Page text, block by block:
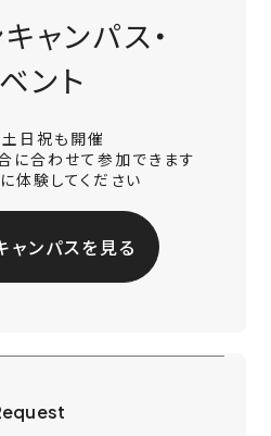
ャンパス・
ント
日祝も開催
に合わせて参加できます
体験してください
ャンパスを見る